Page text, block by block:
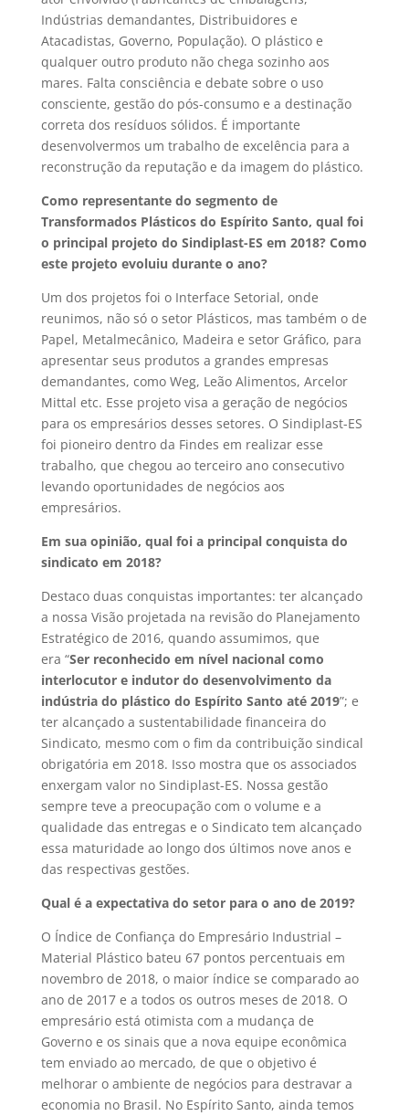
Indústrias demandantes, Distribuidores e
Atacadistas, Governo, População). O plástico e
qualquer outro produto não chega sozinho aos
mares. Falta consciência e debate sobre o uso
consciente, gestão do pós-consumo e a destinação
correta dos resíduos sólidos. É importante
desenvolvermos um trabalho de excelência para a
reconstrução da reputação e da imagem do plástico.
Como representante do segmento de
Transformados Plásticos do Espírito Santo, qual foi
o principal projeto do Sindiplast-ES em 2018? Como
este projeto evoluiu durante o ano?
Um dos projetos foi o Interface Setorial, onde
reunimos, não só o setor Plásticos, mas também o de
Papel, Metalmecânico, Madeira e setor Gráfico, para
apresentar seus produtos a grandes empresas
demandantes, como Weg, Leão Alimentos, Arcelor
Mittal etc. Esse projeto visa a geração de negócios
para os empresários desses setores. O Sindiplast-ES
foi pioneiro dentro da Findes em realizar esse
trabalho, que chegou ao terceiro ano consecutivo
levando oportunidades de negócios aos
empresários.
Em sua opinião, qual foi a principal conquista do
sindicato em 2018?
Destaco duas conquistas importantes: ter alcançado
a nossa Visão projetada na revisão do Planejamento
Estratégico de 2016, quando assumimos, que
era “Ser reconhecido em nível nacional como
interlocutor e indutor do desenvolvimento da
indústria do plástico do Espírito Santo até 2019”; e
ter alcançado a sustentabilidade financeira do
Sindicato, mesmo com o fim da contribuição sindical
obrigatória em 2018. Isso mostra que os associados
enxergam valor no Sindiplast-ES. Nossa gestão
sempre teve a preocupação com o volume e a
qualidade das entregas e o Sindicato tem alcançado
essa maturidade ao longo dos últimos nove anos e
das respectivas gestões.
Qual é a expectativa do setor para o ano de 2019?
O Índice de Confiança do Empresário Industrial –
Material Plástico bateu 67 pontos percentuais em
novembro de 2018, o maior índice se comparado ao
ano de 2017 e a todos os outros meses de 2018. O
empresário está otimista com a mudança de
Governo e os sinais que a nova equipe econômica
tem enviado ao mercado, de que o objetivo é
melhorar o ambiente de negócios para destravar a
economia no Brasil. No Espírito Santo, ainda temos